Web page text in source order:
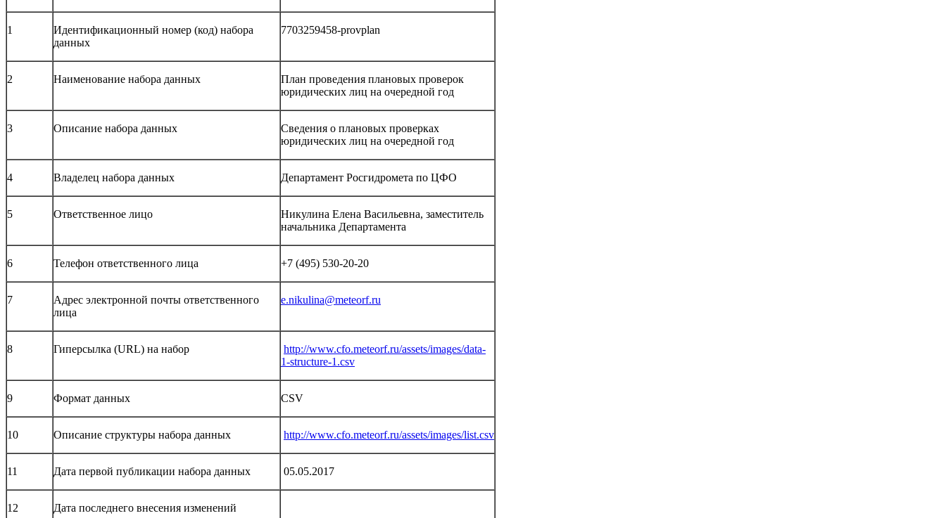
1
Идентификационный номер (код) набора
данных
7703259458-provplan
2 Наименование набора данных
План проведения плановых проверок
юридических лиц на очередной год
3 Описание набора данных
Сведения о плановых проверках
юридических лиц на очередной год
4 Владелец набора данных Департамент Росгидромета по ЦФО
5 Ответственное лицо
Никулина Елена Васильевна, заместитель
начальника Департамента
6 Телефон ответственного лица +7 (495) 530-20-20
7
Адрес электронной почты ответственного
лица
e.nikulina@meteorf.ru
8 Гиперсылка (URL) на набор
http://www.cfo.meteorf.ru/assets/images/data-
1-structure-1.csv
9 Формат данных CSV
10 Описание структуры набора данных http://www.cfo.meteorf.ru/assets/images/list.csv
11 Дата первой публикации набора данных 05.05.2017
12 Дата последнего внесения изменений